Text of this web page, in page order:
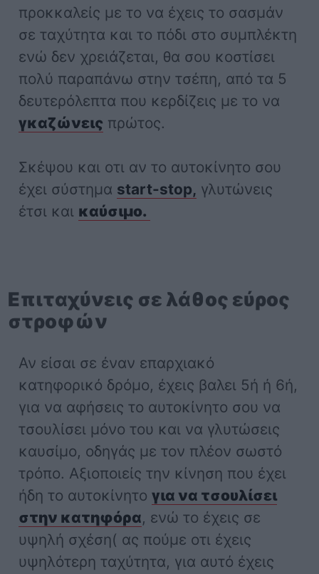
προκκαλείς με το να έχεις το σασμάν
σε ταχύτητα και το πόδι στο συμπλέκτη
ενώ δεν χρειάζεται, θα σου κοστίσει
πολύ παραπάνω στην τσέπη, από τα 5
δευτερόλεπτα που κερδίζεις με το να
γκαζώνεις πρώτος.
Σκέψου και οτι αν το αυτοκίνητο σου
έχει σύστημα start-stop, γλυτώνεις
έτσι και καύσιμο.
Επιταχύνεις σε λάθος εύρος
στροφών
Αν είσαι σε έναν επαρχιακό
κατηφορικό δρόμο, έχεις βαλει 5ή ή 6ή,
για να αφήσεις το αυτοκίνητο σου να
τσουλίσει μόνο του και να γλυτώσεις
καυσίμο, οδηγάς με τον πλέον σωστό
τρόπο. Αξιοποιείς την κίνηση που έχει
ήδη το αυτοκίνητογια να τσουλίσει
στην κατηφόρα, ενώ το έχεις σε
υψηλή σχέση( ας πούμε οτι έχεις
υψηλότερη ταχύτητα, για αυτό έχεις